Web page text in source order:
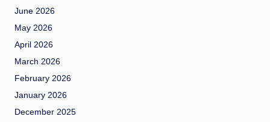
June 2026
May 2026
April 2026
March 2026
February 2026
January 2026
December 2025